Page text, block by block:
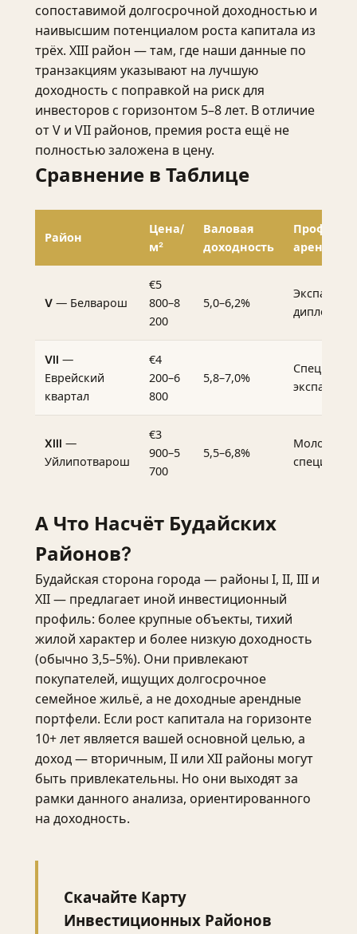
сопоставимой долгосрочной доходностью и
наивысшим потенциалом роста капитала из
трёх. XIII район — там, где наши данные по
транзакциям указывают на лучшую
доходность с поправкой на риск для
инвесторов с горизонтом 5–8 лет. В отличие
от V и VII районов, премия роста ещё не
полностью заложена в цену.
Сравнение в Таблице
Район
Цена/
м²
Валовая
доходность
Профиль
V — Белварош
€5
800–8
200
5,0–6,2%
Экспаты,
дипломаты
VII —
Еврейский
квартал
€4
200–6
800
5,8–7,0%
экспаты
XIII —
Уйлипотварош
€3
900–5
700
5,5–6,8%
Молодые
А Что Насчёт Будайских
Районов?
Будайская сторона города — районы I, II, III и
XII — предлагает иной инвестиционный
профиль: более крупные объекты, тихий
жилой характер и более низкую доходность
(обычно 3,5–5%). Они привлекают
покупателей, ищущих долгосрочное
семейное жильё, а не доходные арендные
портфели. Если рост капитала на горизонте
10+ лет является вашей основной целью, а
доход — вторичным, II или XII районы могут
быть привлекательны. Но они выходят за
рамки данного анализа, ориентированного
на доходность.
Скачайте Карту
Инвестиционных Районов